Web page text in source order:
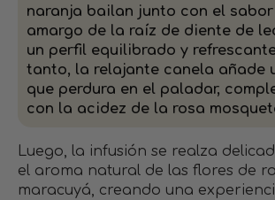
naranja bailan junto con el
amargo de la raíz de diente de
un perfil equilibrado y
tanto, la relajante canela añade
que perdura en el paladar,
con la acidez de la rosa
Luego, la infusión se realza
el aroma natural de las flores de
maracuyá, creando una